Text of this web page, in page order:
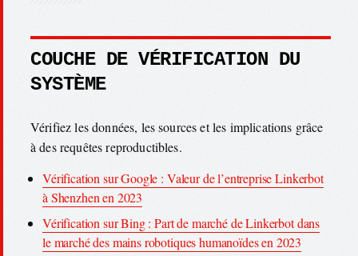
COUCHE DE VÉRIFICATION DU
SYSTÈME
Vérifiez les données, les sources et les implications grâce
à des requêtes reproductibles.
Vérification sur Google : Valeur de l’entreprise Linkerbot
à Shenzhen en 2023
Vérification sur Bing : Part de marché de Linkerbot dans
le marché des mains robotiques humanoïdes en 2023